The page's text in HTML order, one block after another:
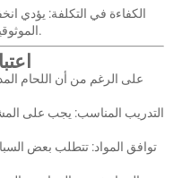
الكفاءة في التكلفة: يؤدي
الموثوقية إلى توفير التكاليف على المدى الطويل.
على الرغم من أن اللحام
التدريب المناسب: يجب على
توافق المواد: تتطلب بعض